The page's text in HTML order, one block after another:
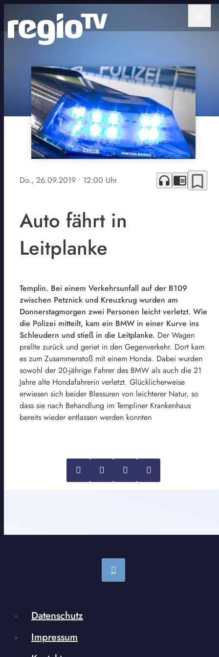
Do., 26.09.2019 • 12:00 Uhr headphones chrome_reader_mode bookmark_border
Auto fährt in
Leitplanke
Templin. Bei einem Verkehrsunfall auf der B109
zwischen Petznick und Kreuzkrug wurden am
Donnerstagmorgen zwei Personen leicht verletzt. Wie
die Polizei mitteilt, kam ein BMW in einer Kurve ins
Schleudern und stieß in die Leitplanke. Der Wagen
prallte zurück und geriet in den Gegenverkehr. Dort kam
es zum Zusammenstoß mit einem Honda. Dabei wurden
sowohl der 20-jährige Fahrer des BMW als auch die 21
Jahre alte Hondafahrerin verletzt. Glücklicherweise
erwiesen sich beider Blessuren von leichterer Natur, so
dass sie nach Behandlung im Templiner Krankenhaus
bereits wieder entlassen werden konnten
Datenschutz
Impressum